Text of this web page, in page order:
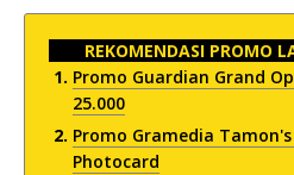
REKOMENDASI PROMO
Promo Guardian Grand
25.000
Promo Gramedia
Photocard